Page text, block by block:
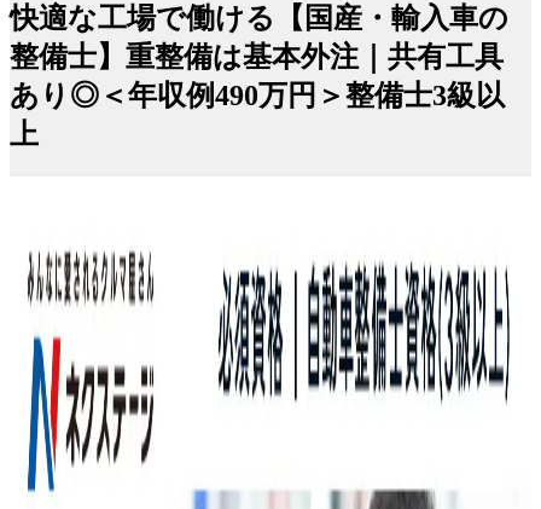
快適な工場で働ける【国産・輸入車の
整備士】重整備は基本外注｜共有工具
あり◎＜年収例490万円＞整備士3級以
上